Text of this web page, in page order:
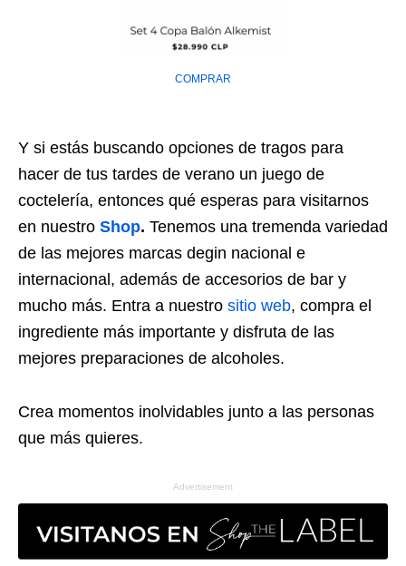
COMPRAR
Y si estás buscando opciones de tragos para
hacer de tus tardes de verano un juego de
coctelería, entonces qué esperas para visitarnos
en nuestro Shop. Tenemos una tremenda variedad
de las mejores marcas degin nacional e
internacional, además de accesorios de bar y
mucho más. Entra a nuestro sitio web, compra el
ingrediente más importante y disfruta de las
mejores preparaciones de alcoholes.
Crea momentos inolvidables junto a las personas
que más quieres.
Advertisement